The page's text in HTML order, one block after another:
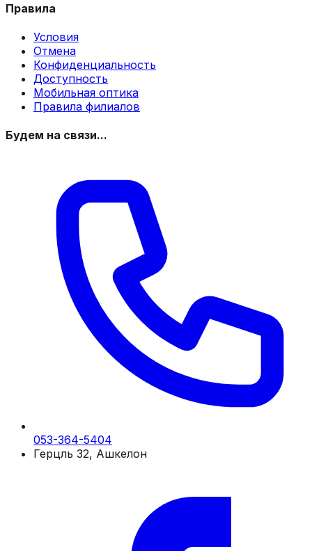
Правила
Условия
Отмена
Конфиденциальность
Доступность
Мобильная оптика
Правила филиалов
Будем на связи...
053-364-5404
Герцль 32, Ашкелон